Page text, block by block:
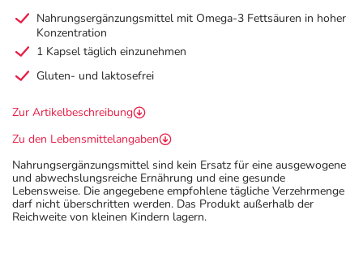
Nahrungsergänzungsmittel mit Omega-3 Fettsäuren in hoher
Konzentration
1 Kapsel täglich einzunehmen
Gluten- und laktosefrei
Zur Artikelbeschreibung
Zu den Lebensmittelangaben
Nahrungsergänzungsmittel sind kein Ersatz für eine ausgewogene
und abwechslungsreiche Ernährung und eine gesunde
Lebensweise. Die angegebene empfohlene tägliche Verzehrmenge
darf nicht überschritten werden. Das Produkt außerhalb der
Reichweite von kleinen Kindern lagern.